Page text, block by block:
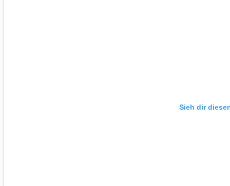
Sieh dir